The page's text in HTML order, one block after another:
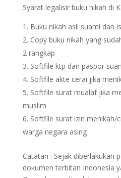
Syarat legalisir buku nikah di
Buku nikah asli suami dan
Copy buku nikah yang
2 rangkap
Softfile ktp dan paspor
Softfile akte cerai jika
Softfile surat mualaf jika
muslim
Softfile surat izin menikah/
warga negara asing
Catatan : Sejak diberlakukan
dokumen terbitan Indonesia